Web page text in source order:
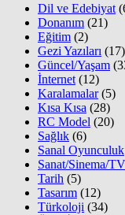
Dil ve Edebiyat
Donanım (21)
Eğitim (2)
Gezi Yazıları (17)
Güncel/Yaşam
İnternet (12)
Karalamalar(5)
Kısa Kısa (28)
RC Model (20)
Sağlık (6)
Sanal Oyunculuk
Sanat/Sinema/TV
Tarih (5)
Tasarım (12)
Türkoloji (34)